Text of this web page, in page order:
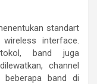
standart
interface.
band juga
channel
band di